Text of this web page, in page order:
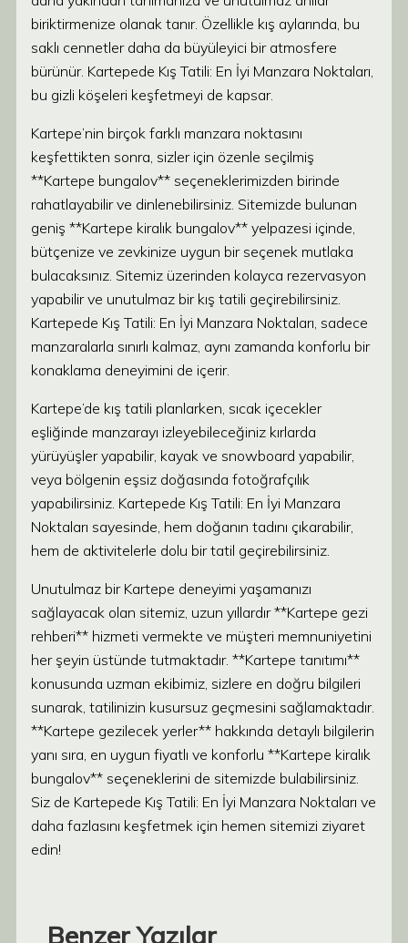
biriktirmenize olanak tanır. Özellikle kış aylarında, bu
saklı cennetler daha da büyüleyici bir atmosfere
bürünür. Kartepede Kış Tatili: En İyi Manzara Noktaları,
bu gizli köşeleri keşfetmeyi de kapsar.
Kartepe’nin birçok farklı manzara noktasını
keşfettikten sonra, sizler için özenle seçilmiş
**Kartepe bungalov** seçeneklerimizden birinde
rahatlayabilir ve dinlenebilirsiniz. Sitemizde bulunan
geniş **Kartepe kiralık bungalov** yelpazesi içinde,
bütçenize ve zevkinize uygun bir seçenek mutlaka
bulacaksınız. Sitemiz üzerinden kolayca rezervasyon
yapabilir ve unutulmaz bir kış tatili geçirebilirsiniz.
Kartepede Kış Tatili: En İyi Manzara Noktaları, sadece
manzaralarla sınırlı kalmaz, aynı zamanda konforlu bir
konaklama deneyimini de içerir.
Kartepe’de kış tatili planlarken, sıcak içecekler
eşliğinde manzarayı izleyebileceğiniz kırlarda
yürüyüşler yapabilir, kayak ve snowboard yapabilir,
veya bölgenin eşsiz doğasında fotoğrafçılık
yapabilirsiniz. Kartepede Kış Tatili: En İyi Manzara
Noktaları sayesinde, hem doğanın tadını çıkarabilir,
hem de aktivitelerle dolu bir tatil geçirebilirsiniz.
Unutulmaz bir Kartepe deneyimi yaşamanızı
sağlayacak olan sitemiz, uzun yıllardır **Kartepe gezi
rehberi** hizmeti vermekte ve müşteri memnuniyetini
her şeyin üstünde tutmaktadır. **Kartepe tanıtımı**
konusunda uzman ekibimiz, sizlere en doğru bilgileri
sunarak, tatilinizin kusursuz geçmesini sağlamaktadır.
**Kartepe gezilecek yerler** hakkında detaylı bilgilerin
yanı sıra, en uygun fiyatlı ve konforlu **Kartepe kiralık
bungalov** seçeneklerini de sitemizde bulabilirsiniz.
Siz de Kartepede Kış Tatili: En İyi Manzara Noktaları ve
daha fazlasını keşfetmek için hemen sitemizi ziyaret
edin!
Benzer Yazılar